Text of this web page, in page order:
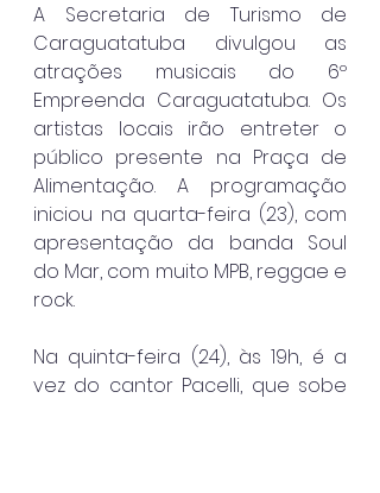
A Secretaria de Turismo de
Caraguatatuba divulgou as
atrações musicais do 6º
Empreenda Caraguatatuba. Os
artistas locais irão entreter o
público presente na Praça de
Alimentação. A programação
iniciou na quarta-feira (23), com
apresentação da banda Soul
do Mar, com muito MPB, reggae e
rock.
Na quinta-feira (24), às 19h, é a
vez do cantor Pacelli, que sobe